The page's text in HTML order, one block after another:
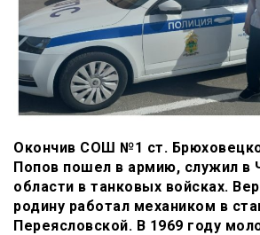
Окончив СОШ №1 ст.
Попов пошел в армию, служил в
области в танковых войсках.
родину работал механиком в
Переясловской. В 1969 году